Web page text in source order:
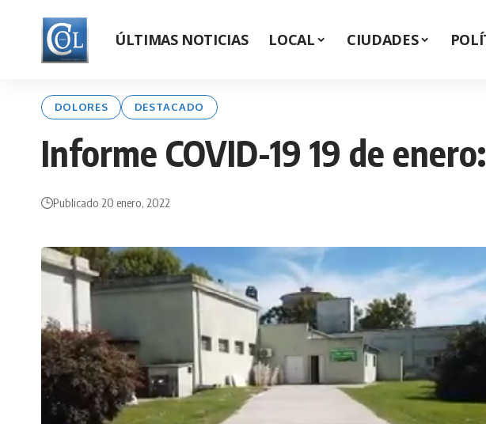
ÚLTIMAS NOTICIAS LOCAL CIUDADES
DOLORES DESTACADO
Informe COVID-19 19 de
Publicado 20 enero, 2022